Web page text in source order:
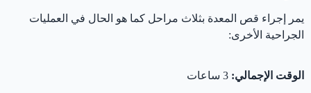
يمر إجراء قص المعدة بثلاث مراحل كما هو الحال في العمليات
الجراحية الأخرى:
الوقت الإجمالي: 3 ساعات